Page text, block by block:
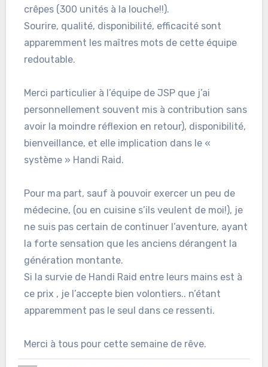
crêpes (300 unités à la louche!!).
Sourire, qualité, disponibilité, efficacité sont
apparemment les maîtres mots de cette équipe
redoutable.
Merci particulier à l’équipe de JSP que j’ai
personnellement souvent mis à contribution sans
avoir la moindre réflexion en retour), disponibilité,
bienveillance, et elle implication dans le «
système » Handi Raid.
Pour ma part, sauf à pouvoir exercer un peu de
médecine, (ou en cuisine s’ils veulent de moi!), je
ne suis pas certain de continuer l’aventure, ayant
la forte sensation que les anciens dérangent la
génération montante.
Si la survie de Handi Raid entre leurs mains est à
ce prix , je l’accepte bien volontiers.. n’étant
apparemment pas le seul dans ce ressenti.
Merci à tous pour cette semaine de rêve.